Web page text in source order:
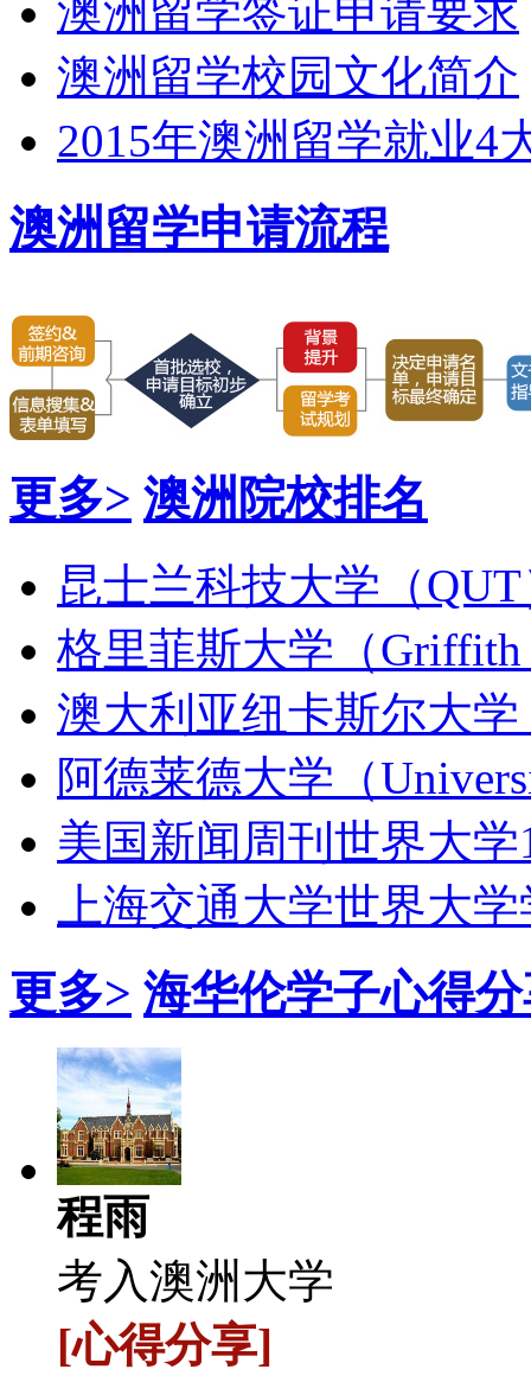
澳洲留学签证申请要求
澳洲留学校园文化简介
2015年澳洲留学就业4
澳洲留学申请流程
更多> 澳洲院校排名
昆士兰科技大学（
格里菲斯大学（Griffith
澳大利亚纽卡斯尔大学
阿德莱德大学（
美国新闻周刊世界大
上海交通大学世界大
更多> 海华伦学子心得
程雨
考入澳洲大学
[心得分享]